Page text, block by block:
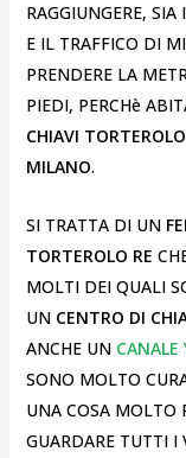
RAGGIUNGERE,
E IL TRAFFICO DI
PRENDERE LA
PIEDI, PERCHè
CHIAVI
MILANO.
SI TRATTA DI UN
TORTEROLO RE
MOLTI DEI QUALI
UN CENTRO DI
ANCHE UN CANALE
SONO MOLTO
UNA COSA MOLTO
GUARDARE TUTTI I